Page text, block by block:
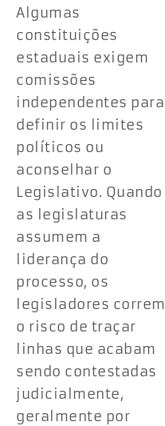
Algumas
constituições
estaduais exigem
comissões
independentes para
definir os limites
políticos ou
aconselhar o
Legislativo. Quando
as legislaturas
assumem a
liderança do
processo, os
legisladores correm
o risco de traçar
linhas que acabam
sendo contestadas
judicialmente,
geralmente por